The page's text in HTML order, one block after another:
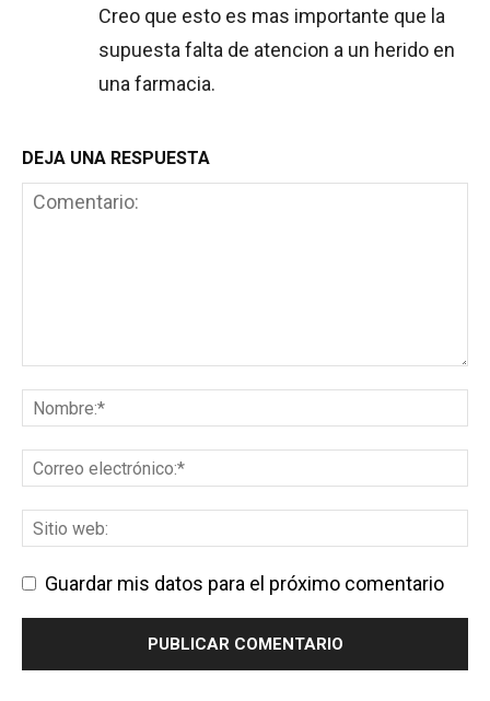
Creo que esto es mas importante que la
supuesta falta de atencion a un herido en
una farmacia.
DEJA UNA RESPUESTA
Guardar mis datos para el próximo comentario